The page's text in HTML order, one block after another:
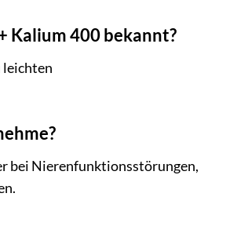
Kalium 400 bekannt?
leichten
bei Nierenfunktionsstörungen,